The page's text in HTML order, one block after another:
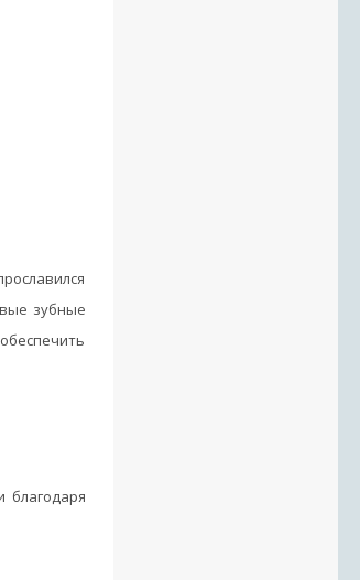
зубные
благодаря